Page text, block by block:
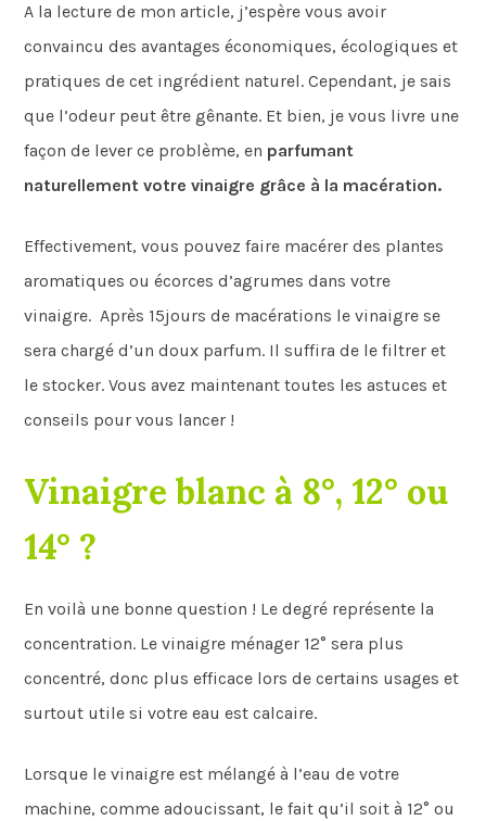
A la lecture de mon article, j’espère vous avoir
convaincu des avantages économiques, écologiques et
pratiques de cet ingrédient naturel. Cependant, je sais
que l’odeur peut être gênante. Et bien, je vous livre une
façon de lever ce problème, en parfumant
naturellement votre vinaigre grâce à la macération.
Effectivement, vous pouvez faire macérer des plantes
aromatiques ou écorces d’agrumes dans votre
vinaigre. Après 15jours de macérations le vinaigre se
sera chargé d’un doux parfum. Il suffira de le filtrer et
le stocker. Vous avez maintenant toutes les astuces et
conseils pour vous lancer !
Vinaigre blanc à 8°, 12° ou
14° ?
En voilà une bonne question ! Le degré représente la
concentration. Le vinaigre ménager 12° sera plus
concentré, donc plus efficace lors de certains usages et
surtout utile si votre eau est calcaire.
Lorsque le vinaigre est mélangé à l’eau de votre
machine, comme adoucissant, le fait qu’il soit à 12° ou